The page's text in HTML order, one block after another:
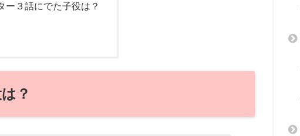
ー３話にでた子役は？
？